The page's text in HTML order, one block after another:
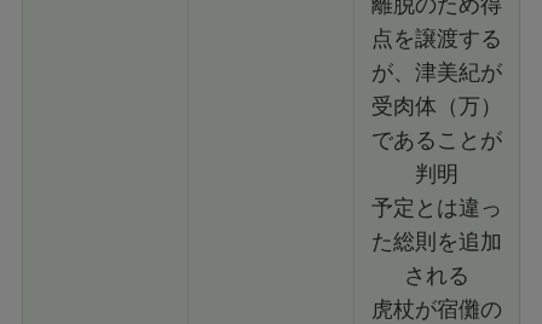
点を譲渡する
が、津美紀が
受肉体（万）
であることが
判明
予定とは違っ
た総則を追加
される
虎杖が宿儺の